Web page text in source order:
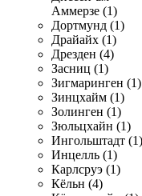
Аммерзе (1)
Дортмунд (1)
Драйайх (1)
Дрезден (4)
Засниц (1)
Зигмаринген (1)
Зинцхайм (1)
Золинген (1)
Зюльцхайн (1)
Ингольштадт (1)
Инцелль (1)
Карлсруэ (1)
Кёльн (4)